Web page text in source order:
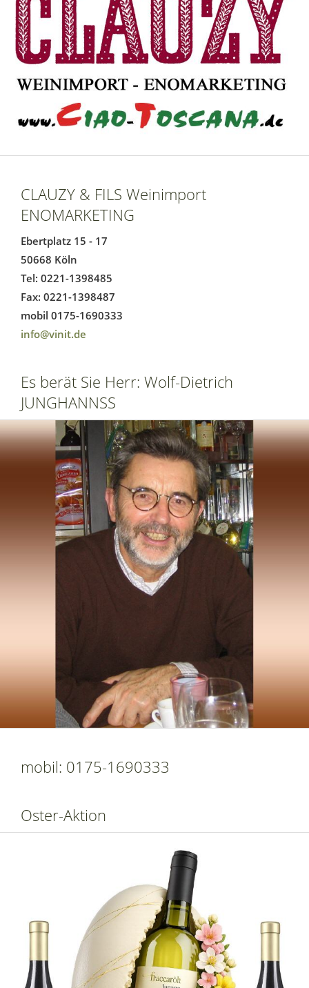
CLAUZY & FILS Weinimport
ENOMARKETING
Ebertplatz 15 - 17
50668 Köln
Tel: 0221-1398485
Fax: 0221-1398487
mobil 0175-1690333
info@vinit.de
Es berät Sie Herr: Wolf-Dietrich
JUNGHANNSS
mobil: 0175-1690333
Oster-Aktion